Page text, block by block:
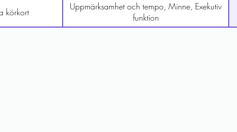
körkort
Uppmärksamhet och tempo, Minne, Exekutiv
funktion